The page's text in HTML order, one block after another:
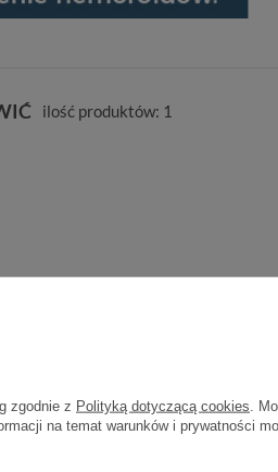
ilość produktów: 1
zgodnie z Polityką dotyczącą cookies .
na temat warunków i prywatności